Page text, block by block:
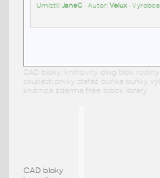
Umístil:JaneC• Autor:Velux•
CAD bloky: knihovny dwg blok
součásti prvky stafáž buňka buňky
knižnica zdarma free block library
CAD bloky